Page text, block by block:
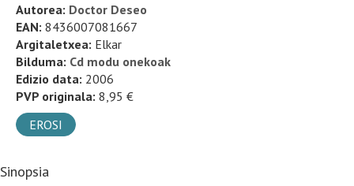
Autorea: Doctor Deseo
EAN: 8436007081667
Argitaletxea: Elkar
Bilduma: Cd modu onekoak
Edizio data: 2006
PVP originala: 8,95 €
EROSI
Sinopsia